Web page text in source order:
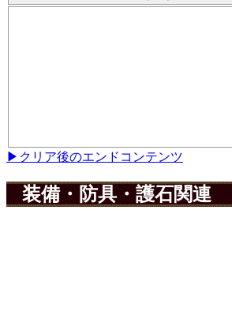
▶クリア後のエンドコンテンツ
装備・防具・護石関連